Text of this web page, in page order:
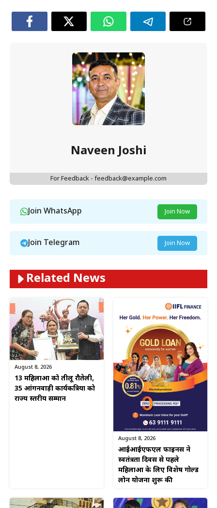
Naveen Joshi
For Feedback - feedback@example.com
Join WhatsApp Join Now
Join Telegram Join Now
Related News
August 8, 2026
13 महिलाओं को तीलू रौतेली,
35 आंगनवाड़ी कार्यकत्रियों को
राज्य स्तरीय सम्मान
August 8, 2026
आईआईएफएल फाइनेंस ने
स्वतंत्रता दिवस से पहले
महिलाओं के लिए विशेष गोल्ड
लोन योजना शुरू की